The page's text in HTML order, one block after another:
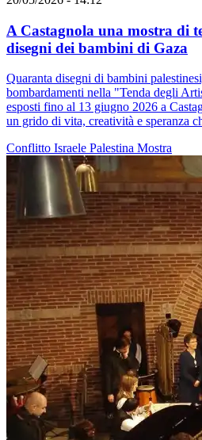
A Castagnola una mostra di
disegni dei bambini di Gaza
Quaranta disegni di bambini
bombardamenti nella "Tenda degli
esposti fino al 13 giugno 2026 a
un grido di vita, creatività e speranza
Conflitto Israele Palestina Mostra